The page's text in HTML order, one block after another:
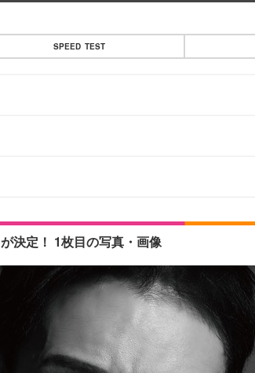
SPEED TEST
決定！ 1枚目の写真・画像